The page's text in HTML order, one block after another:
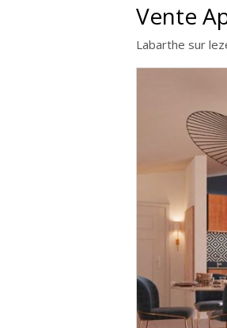
Vente
Labarthe sur